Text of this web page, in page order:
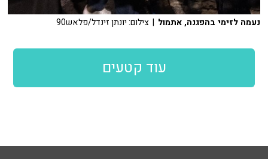
נעמה לזימי בהפגנה, אתמול | צילום: יונתן זינדל/פלאש90
עוד קטעים